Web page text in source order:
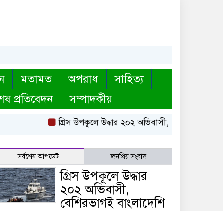
মতামত অপরাধ
সাহিত্য
প্রতিবেদন সম্পাদকীয়
গ্রিস উপকূলে উদ্ধার ২০২ অভিবাসী, বেশিরভাগই
সর্বশেষ আপডেট জনপ্রিয় সংবাদ
গ্রিস উপকূলে উদ্ধার
২০২ অভিবাসী,
বেশিরভাগই বাংলাদেশি